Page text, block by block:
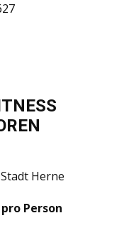
Herne
Person